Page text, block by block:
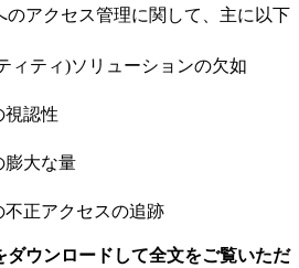
のアクセス管理に関して、主に以下
ィティ)ソリューションの欠如
視認性
膨大な量
不正アクセスの追跡
ダウンロードして全文をご覧いただ